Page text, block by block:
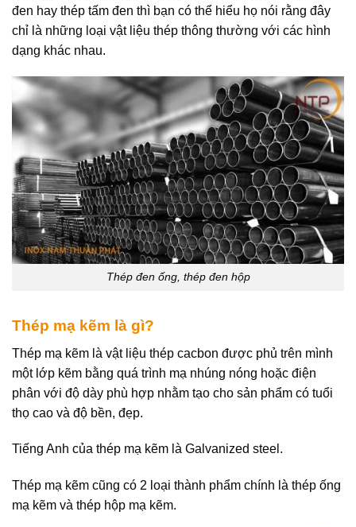
đen hay thép tấm đen thì bạn có thể hiểu họ nói rằng đây
chỉ là những loại vật liệu thép thông thường với các hình
dạng khác nhau.
Thép đen ống, thép đen hộp
Thép mạ kẽm là gì?
Thép mạ kẽm là vật liệu thép cacbon được phủ trên mình
một lớp kẽm bằng quá trình mạ nhúng nóng hoặc điện
phân với độ dày phù hợp nhằm tạo cho sản phẩm có tuổi
thọ cao và độ bền, đẹp.
Tiếng Anh của thép mạ kẽm là Galvanized steel.
Thép mạ kẽm cũng có 2 loại thành phẩm chính là thép ống
mạ kẽm và thép hộp mạ kẽm.